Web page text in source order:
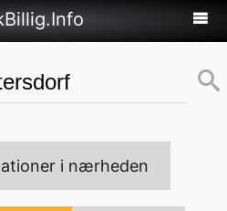
i nærheden